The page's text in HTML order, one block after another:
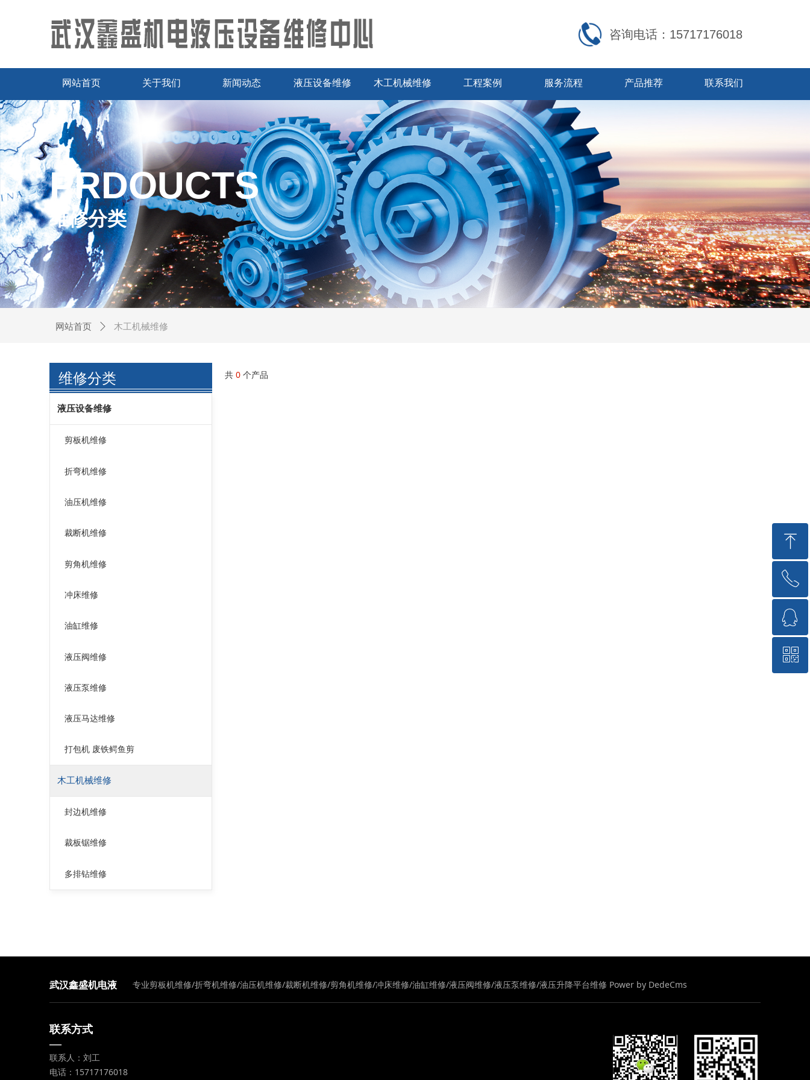
咨询电话：15717176018
网站首页 关于我们 新闻动态 液压设备维修 木工机械维修 工程案例 服务流程 产品推荐 联系我们
PRDOUCTS
维修分类
网站首页 ꄲ 木工机械维修
维修分类
液压设备维修
剪板机维修
折弯机维修
油压机维修
裁断机维修
剪角机维修
冲床维修
油缸维修
液压阀维修
液压泵维修
液压马达维修
打包机 废铁鳄鱼剪
木工机械维修
封边机维修
裁板锯维修
多排钻维修
共 0 个产品
武汉鑫盛机电液
压设备维修中心
专业剪板机维修/折弯机维修/油压机维修/裁断机维修/剪角机维修/冲床维修/油缸维修/液压阀维修/液压泵维修/液压升降平台维修 Power by DedeCms
联系方式
—
联系人：刘工
电话：15717176018
ꁸ
回到顶部
ꂅ
15717176018
ꁗ
QQ客服
ꀥ